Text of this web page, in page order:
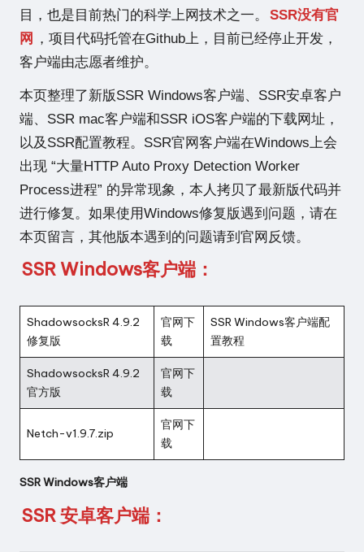
目，也是目前热门的科学上网技术之一。
SSR没有官
网
，项目代码托管在Github 上，目前已经停止开发，
客户端由志愿者维护。
本页整理了新版SSR Windows客户端、SSR安卓客户
端、SSR mac客户端和SSR iOS客户端的下载网址，
以及SSR配置教程。SSR官网客户端在Windows上会
出现 “大量HTTP Auto Proxy Detection Worker
Process进程” 的异常现象，本人拷贝了最新版代码并
进行修复。如果使用Windows修复版遇到问题，请在
本页留言，其他版本遇到的问题请到官网反馈。
SSR Windows客户端 ：
ShadowsocksR 4.9.2
修复版
官网下
载
SSR Windows客户端配
置教程
ShadowsocksR 4.9.2
官方版
官网下
载
Netch-v1.9.7.zip
官网下
载
SSR Windows客户端
SSR 安卓客户端 ：